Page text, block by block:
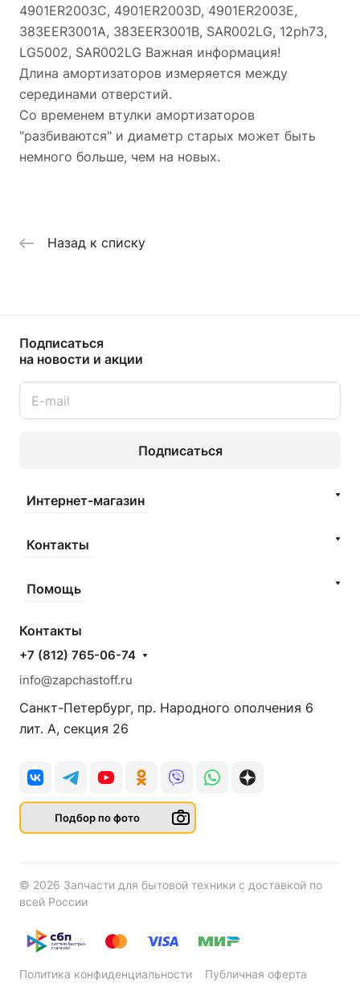
4901ER2003C, 4901ER2003D, 4901ER2003E,
383EER3001A, 383EER3001B, SAR002LG, 12ph73,
LG5002, SAR002LG Важная информация!
Длина амортизаторов измеряется между
серединами отверстий.
Со временем втулки амортизаторов
"разбиваются" и диаметр старых может быть
немного больше, чем на новых.
Назад к списку
Подписаться
на новости и акции
Подписаться
Интернет-магазин
Контакты
Помощь
Контакты
+7 (812) 765-06-74
info@zapchastoff.ru
Санкт-Петербург, пр. Народного ополчения 6
лит. А, секция 26
Подбор по фото
© 2026 Запчасти для бытовой техники с доставкой по
всей России
Политика конфиденциальности Публичная оферта